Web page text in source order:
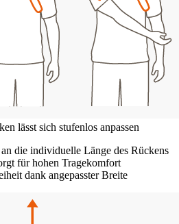
lässt sich stufenlos anpassen
die individuelle Länge des Rückens
für hohen Tragekomfort
dank angepasster Breite